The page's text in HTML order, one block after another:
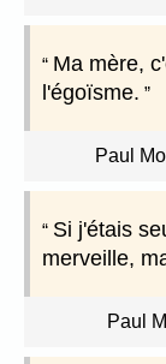
Ma mère,
l'égoïsme.
Paul
Si j'étais
merveille,
Paul